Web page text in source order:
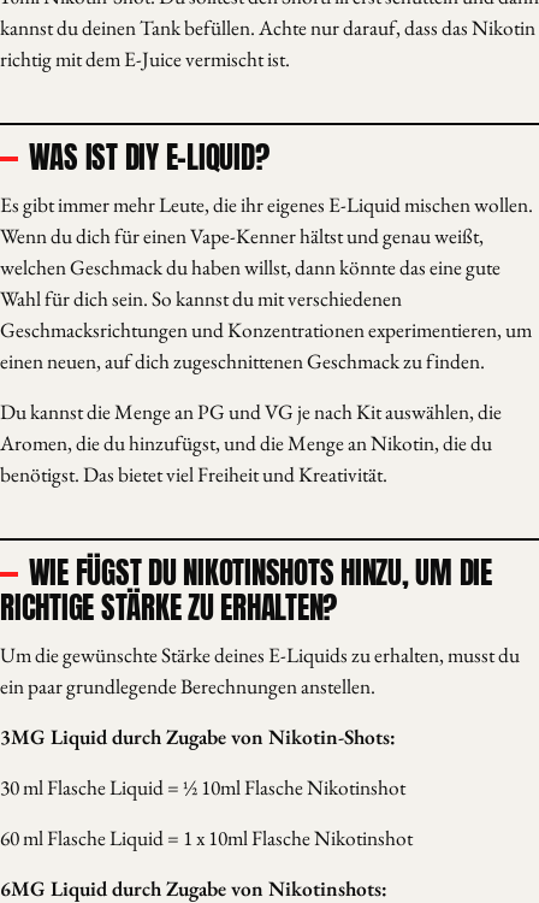
kannst du deinen Tank befüllen. Achte nur darauf, dass das Nikotin
richtig mit dem E-Juice vermischt ist.
WAS IST DIY E-LIQUID?
Es gibt immer mehr Leute, die ihr eigenes E-Liquid mischen wollen.
Wenn du dich für einen Vape-Kenner hältst und genau weißt,
welchen Geschmack du haben willst, dann könnte das eine gute
Wahl für dich sein. So kannst du mit verschiedenen
Geschmacksrichtungen und Konzentrationen experimentieren, um
einen neuen, auf dich zugeschnittenen Geschmack zu finden.
Du kannst die Menge an PG und VG je nach Kit auswählen, die
Aromen, die du hinzufügst, und die Menge an Nikotin, die du
benötigst. Das bietet viel Freiheit und Kreativität.
WIE FÜGST DU NIKOTINSHOTS HINZU, UM DIE
RICHTIGE STÄRKE ZU ERHALTEN?
Um die gewünschte Stärke deines E-Liquids zu erhalten, musst du
ein paar grundlegende Berechnungen anstellen.
3MG Liquid durch Zugabe von Nikotin-Shots:
30 ml Flasche Liquid = ½ 10ml Flasche Nikotinshot
60 ml Flasche Liquid = 1 x 10ml Flasche Nikotinshot
6MG Liquid durch Zugabe von Nikotinshots: